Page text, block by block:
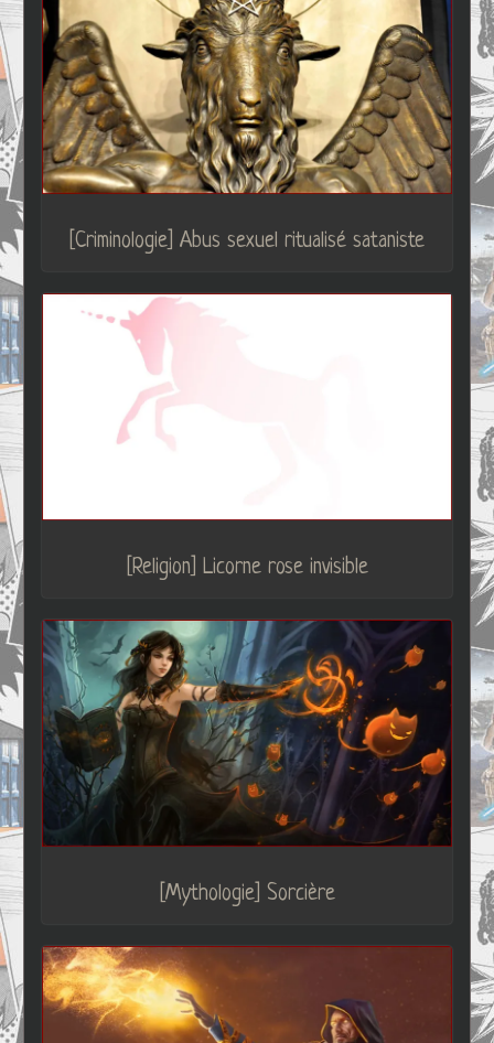
[Criminologie] Abus sexuel ritualisé sataniste
[Religion] Licorne rose invisible
[Mythologie] Sorcière